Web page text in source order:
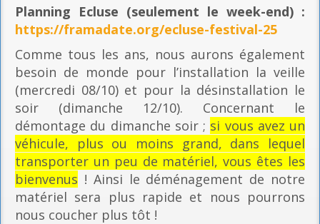
Planning Ecluse (seulement le week-end) :
https://framadate.org/ecluse-festival-25
Comme tous les ans, nous aurons également
besoin de monde pour l’installation la veille
(mercredi 08/10) et pour la désinstallation le
soir (dimanche 12/10). Concernant le
démontage du dimanche soir ; si vous avez un
véhicule, plus ou moins grand, dans lequel
transporter un peu de matériel, vous êtes les
bienvenus ! Ainsi le déménagement de notre
matériel sera plus rapide et nous pourrons
nous coucher plus tôt !